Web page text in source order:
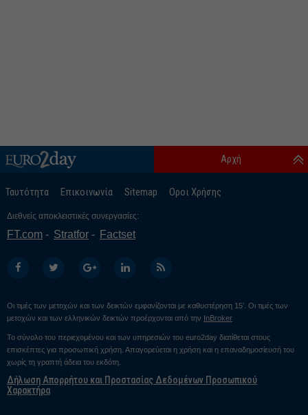
Ταυτότητα Επικοινωνία Sitemap Οροι Χρήσης
Αρχή
Διεθνείς αποκλειστικές συνεργασίες:
FT.com Stratfor Factset
Οι τιμές των μετοχών και των δεικτών εμφανίζονται με καθυστέρηση 15’. Οι τιμές των
μετοχών και των ελληνικών δεικτών προέρχονται από την InBroker
Το σύνολο του περιεχομένου και των υπηρεσιών του euro2day διατίθεται στους
επισκέπτες για προσωπική χρήση. Απαγορεύεται η χρήση και η επαναδημοσίευσή του
χωρίς τη γραπτή άδεια του εκδότη.
Δήλωση Απορρήτου και Προστασίας Δεδομένων Προσωπικού
Χαρακτήρα